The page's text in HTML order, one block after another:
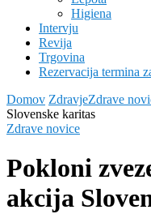
Higiena
Intervju
Revija
Trgovina
Rezervacija termina
Domov ZdravjeZdrave
Slovenske karitas
Zdrave novice
Pokloni
akcija